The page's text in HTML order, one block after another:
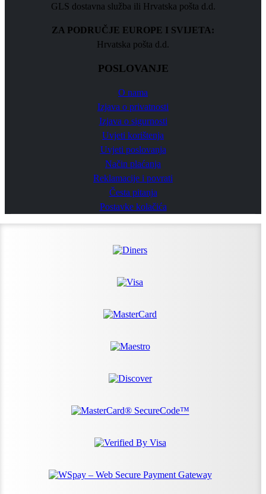
GLS dostavna služba ili Hrvatska pošta d.d.
ZA PODRUČJE EUROPE I SVIJETA:
Hrvatska pošta d.d.
POSLOVANJE
O nama
Izjava o privatnosti
Izjava o sigurnosti
Uvjeti korištenja
Uvjeti poslovanja
Način plaćanja
Reklamacije i povrati
Česta pitanja
Postavke kolačića